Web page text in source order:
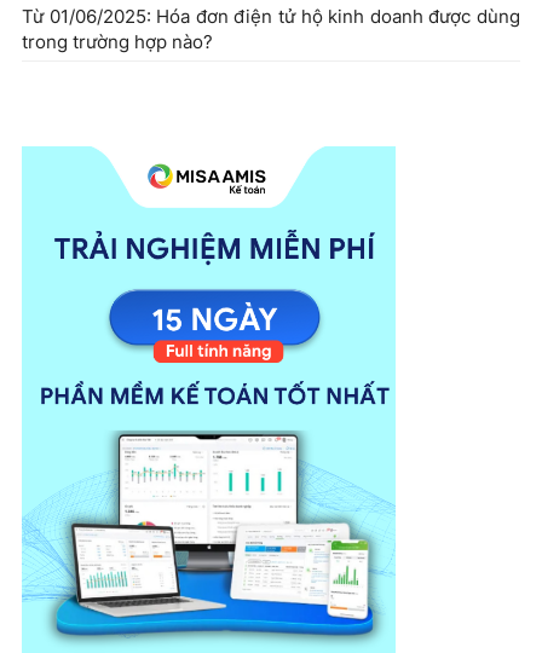
Từ 01/06/2025: Hóa đơn điện tử hộ kinh doanh được dùng
trong trường hợp nào?